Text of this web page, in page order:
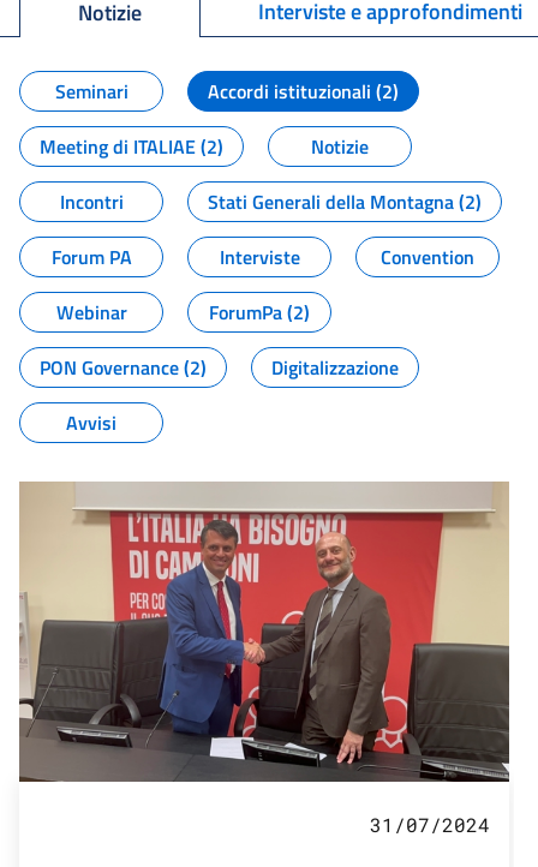
Notizie Interviste e approfondimenti
Seminari
Accordi istituzionali (2)
Meeting di ITALIAE (2)
Notizie
Incontri
Stati Generali della Montagna (2)
Forum PA
Interviste
Convention
Webinar
ForumPa (2)
PON Governance (2)
Digitalizzazione
Avvisi
31/07/2024